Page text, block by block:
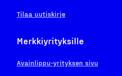
Tilaa uutiskirje
Merkkiyrityksille
Avainlippu-yrityksen sivu